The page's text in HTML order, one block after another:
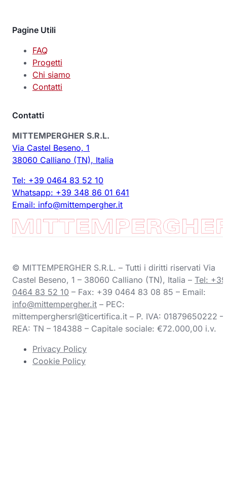
Pagine Utili
FAQ
Progetti
Chi siamo
Contatti
Contatti
MITTEMPERGHER S.R.L.
Via Castel Beseno, 1
38060 Calliano (TN), Italia
Tel: +39 0464 83 52 10
Whatsapp: +39 348 86 01 641
Email: info@mittempergher.it
© MITTEMPERGHER S.R.L. – Tutti i diritti riservati Via
Castel Beseno, 1 – 38060 Calliano (TN), Italia – Tel: +39
0464 83 52 10 – Fax: +39 0464 83 08 85 – Email:
info@mittempergher.it – PEC:
mittemperghersrl@ticertifica.it – P. IVA: 01879650222 –
REA: TN – 184388 – Capitale sociale: €72.000,00 i.v.
Privacy Policy
Cookie Policy